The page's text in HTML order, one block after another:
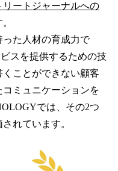
リートジャーナルへの
った人材の育成力で
スを提供するための技
ことができない顧客
ミュニケーションを
では、その2つ
れています。